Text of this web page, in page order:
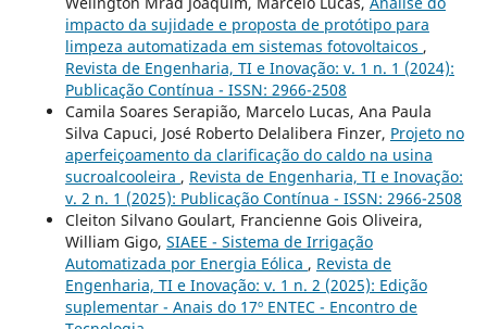
impacto da sujidade e proposta de protótipo para
limpeza automatizada em sistemas fotovoltaicos ,
Revista de Engenharia, TI e Inovação: v. 1 n. 1 (2024):
Publicação Contínua - ISSN: 2966-2508
Camila Soares Serapião, Marcelo Lucas, Ana Paula
Silva Capuci, José Roberto Delalibera Finzer, Projeto no
aperfeiçoamento da clarificação do caldo na usina
sucroalcooleira , Revista de Engenharia, TI e Inovação:
v. 2 n. 1 (2025): Publicação Contínua - ISSN: 2966-2508
Cleiton Silvano Goulart, Francienne Gois Oliveira,
William Gigo, SIAEE - Sistema de Irrigação
Automatizada por Energia Eólica , Revista de
Engenharia, TI e Inovação: v. 1 n. 2 (2025): Edição
suplementar - Anais do 17º ENTEC - Encontro de